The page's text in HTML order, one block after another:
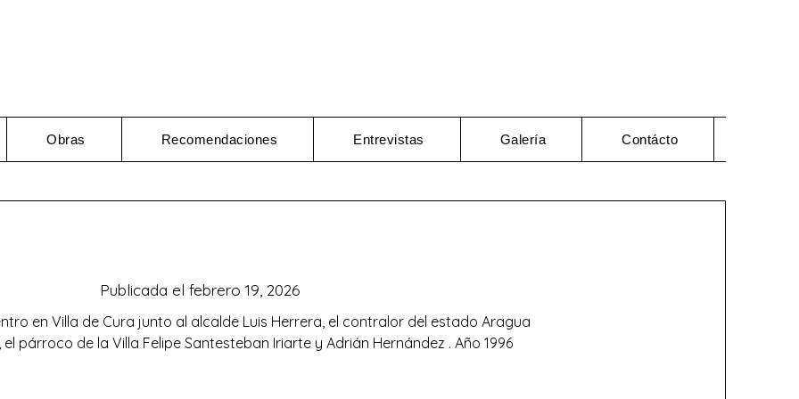
Obras Recomendaciones Entrevistas Galería Contácto
Publicada el febrero 19, 2026
en Villa de Cura junto al alcalde Luis Herrera, el contralor del estado Aragua
párroco de la Villa Felipe Santesteban Iriarte y Adrián Hernández . Año 1996